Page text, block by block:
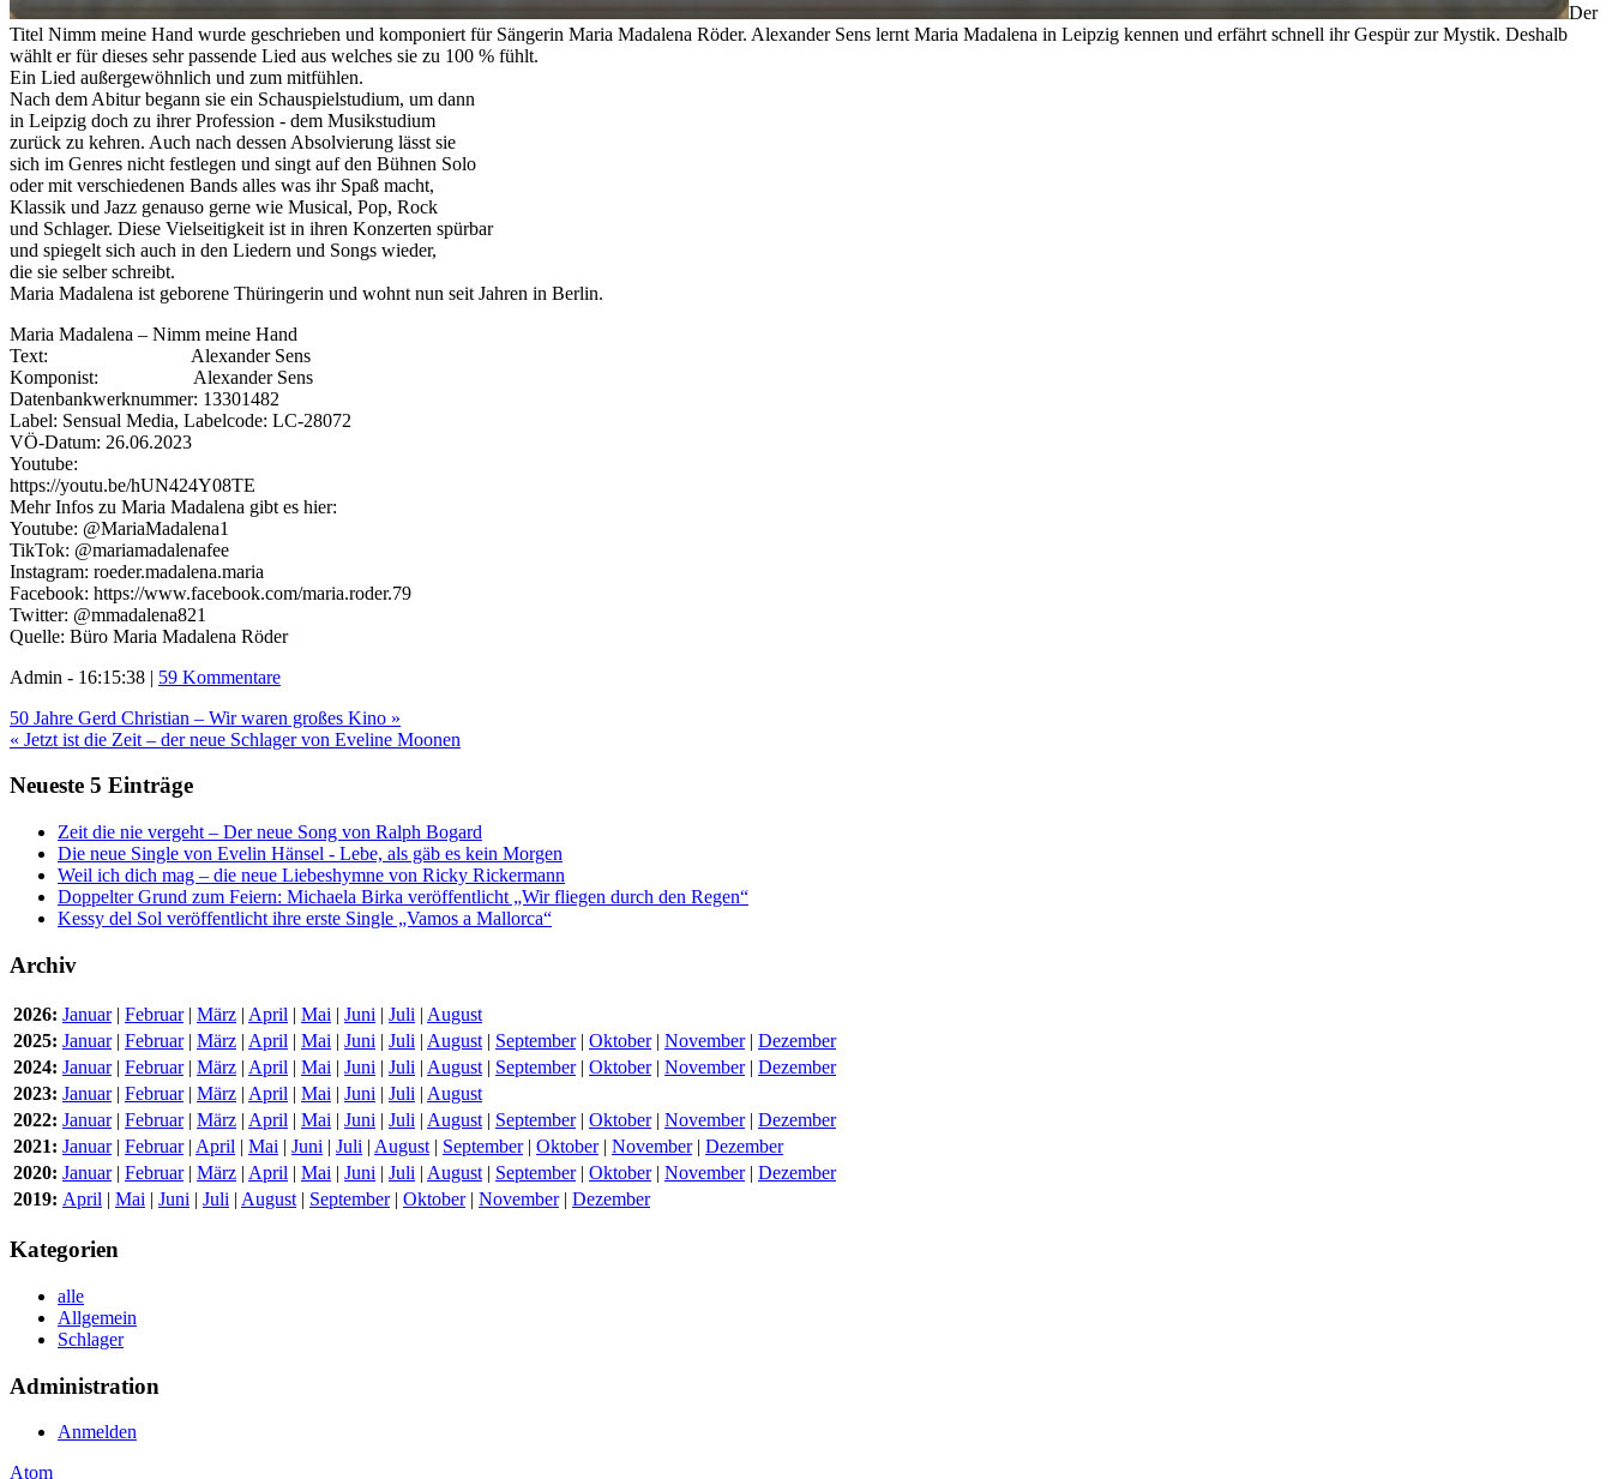
Der
Titel Nimm meine Hand wurde geschrieben und komponiert für Sängerin Maria Madalena Röder. Alexander Sens lernt Maria Madalena in Leipzig kennen und erfährt schnell ihr Gespür zur Mystik. Deshalb
wählt er für dieses sehr passende Lied aus welches sie zu 100 % fühlt.
Ein Lied außergewöhnlich und zum mitfühlen.
Nach dem Abitur begann sie ein Schauspielstudium, um dann
in Leipzig doch zu ihrer Profession - dem Musikstudium
zurück zu kehren. Auch nach dessen Absolvierung lässt sie
sich im Genres nicht festlegen und singt auf den Bühnen Solo
oder mit verschiedenen Bands alles was ihr Spaß macht,
Klassik und Jazz genauso gerne wie Musical, Pop, Rock
und Schlager. Diese Vielseitigkeit ist in ihren Konzerten spürbar
und spiegelt sich auch in den Liedern und Songs wieder,
die sie selber schreibt.
Maria Madalena ist geborene Thüringerin und wohnt nun seit Jahren in Berlin.
Maria Madalena – Nimm meine Hand
Text: Alexander Sens
Komponist: Alexander Sens
Datenbankwerknummer: 13301482
Label: Sensual Media, Labelcode: LC-28072
VÖ-Datum: 26.06.2023
Youtube:
https://youtu.be/hUN424Y08TE
Mehr Infos zu Maria Madalena gibt es hier:
Youtube: @MariaMadalena1
TikTok: @mariamadalenafee
Instagram: roeder.madalena.maria
Facebook: https://www.facebook.com/maria.roder.79
Twitter: @mmadalena821
Quelle: Büro Maria Madalena Röder
Admin - 16:15:38 | 59 Kommentare
50 Jahre Gerd Christian – Wir waren großes Kino »
« Jetzt ist die Zeit – der neue Schlager von Eveline Moonen
Neueste 5 Einträge
Zeit die nie vergeht – Der neue Song von Ralph Bogard
Die neue Single von Evelin Hänsel - Lebe, als gäb es kein Morgen
Weil ich dich mag – die neue Liebeshymne von Ricky Rickermann
Doppelter Grund zum Feiern: Michaela Birka veröffentlicht „Wir fliegen durch den Regen“
Kessy del Sol veröffentlicht ihre erste Single „Vamos a Mallorca“
Archiv
2026: Januar| Februar| März | April | Mai | Juni | Juli | August
2025: Januar| Februar| März | April | Mai | Juni | Juli | August| September| Oktober| November| Dezember
2024: Januar| Februar| März | April | Mai | Juni | Juli | August| September| Oktober| November| Dezember
2023: Januar| Februar| März | April | Mai | Juni | Juli | August
2022: Januar| Februar| März | April | Mai | Juni | Juli | August| September| Oktober| November| Dezember
2021: Januar| Februar| April | Mai | Juni | Juli | August| September| Oktober| November| Dezember
2020: Januar| Februar| März | April | Mai | Juni | Juli | August| September| Oktober| November| Dezember
2019: April | Mai | Juni | Juli | August| September| Oktober| November| Dezember
Kategorien
alle
Allgemein
Schlager
Administration
Anmelden
Atom